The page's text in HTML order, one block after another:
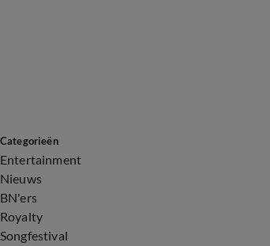
Categorieën
Entertainment
Nieuws
BN'ers
Royalty
Songfestival